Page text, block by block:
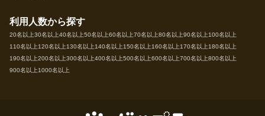
利用人数から探す
20名以上30名以上40名以上50名以上60名以上70名以上80名以上90名以上100名以上
110名以上120名以上130名以上140名以上150名以上160名以上170名以上180名以上
190名以上200名以上300名以上400名以上500名以上600名以上700名以上800名以上
900名以上1000名以上